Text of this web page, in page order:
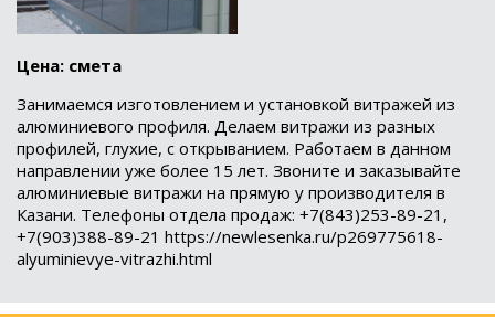
Цена: смета
Занимаемся изготовлением и установкой витражей из
алюминиевого профиля. Делаем витражи из разных
профилей, глухие, с открыванием. Работаем в данном
направлении уже более 15 лет. Звоните и заказывайте
алюминиевые витражи на прямую у производителя в
Казани. Телефоны отдела продаж: +7(843)253-89-21,
+7(903)388-89-21 https://newlesenka.ru/p269775618-
alyuminievye-vitrazhi.html